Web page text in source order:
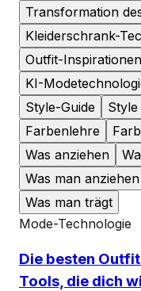
Transformation
Kleiderschrank-
Outfit-Inspirationen
KI-
Style-Guide
Style
Farbenlehre
Was anziehen
Was man
Was man trägt
Mode-Technologie
Die besten
Tools, die dich